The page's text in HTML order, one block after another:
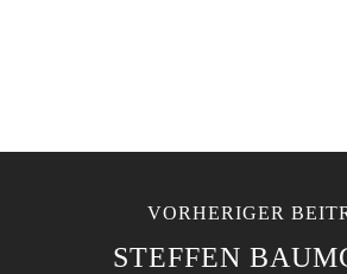
VORHERIGER
STEFFEN